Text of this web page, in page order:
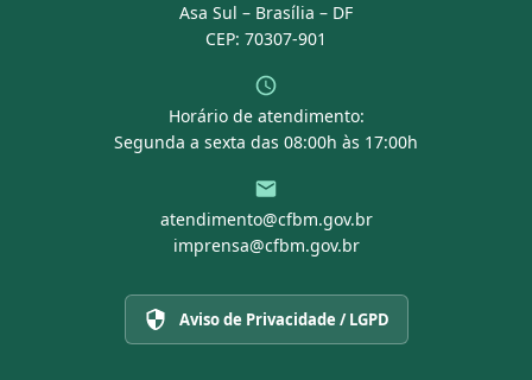
Asa Sul – Brasília – DF
CEP: 70307-901
Horário de atendimento:
Segunda a sexta das 08:00h às 17:00h
atendimento@cfbm.gov.br
imprensa@cfbm.gov.br
Aviso de Privacidade / LGPD